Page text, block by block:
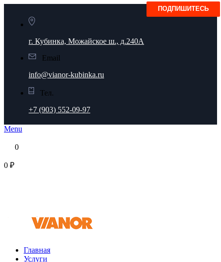
г. Кубинка, Можайское ш., д.240А
Email
info@vianor-kubinka.ru
Тел.
+7 (903) 552-09-97
Menu
0
0 ₽
Главная
Услуги